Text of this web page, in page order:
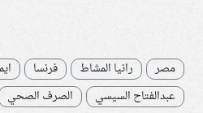
مصر رانيا المشاط فرنسا
عبدالفتاح السيسي
الصرف الصحي